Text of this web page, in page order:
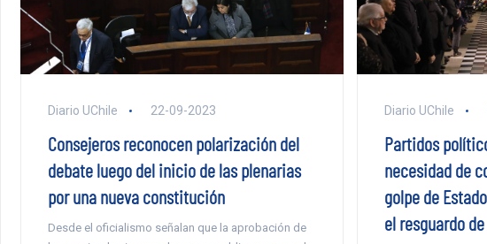
Diario UChile 22-09-2023
Consejeros reconocen polarización del
debate luego del inicio de las plenarias
por una nueva constitución
Desde el oficialismo señalan que la aprobación de
Diario UChile
Partidos
necesidad de
golpe de
el resguardo